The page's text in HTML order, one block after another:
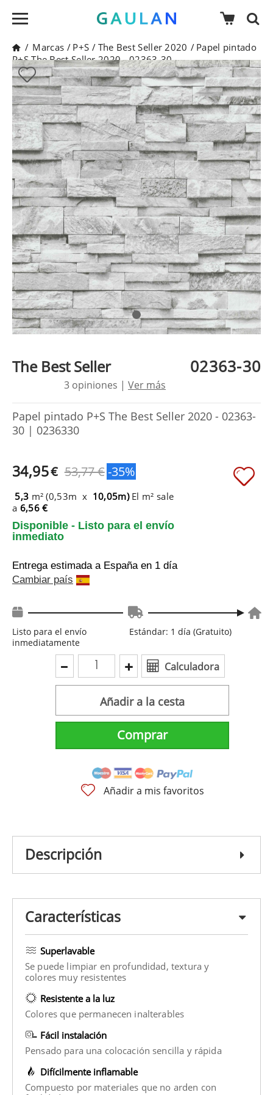
/ Marcas / P+S / The Best Seller 2020 / Papel pintado
P+S The Best Seller 2020 - 02363-30
The Best Seller 02363-30
3 opiniones | Ver más
Papel pintado P+S The Best Seller 2020 - 02363-
30 | 0236330
34,95€ 53,77 €-35%
5,3 m² (0,53m x 10,05m) El m² sale
a 6,56 €
Disponible - Listo para el envío
inmediato
Entrega estimada a España en 1 día
Cambiar país
Listo para el envío
inmediatamente
Estándar: 1 día (Gratuito)
Calculadora
Añadir a la cesta
Comprar
Añadir a mis favoritos
Descripción
Características
Superlavable
Se puede limpiar en profundidad, textura y
colores muy resistentes
Resistente a la luz
Colores que permanecen inalterables
Fácil instalación
Pensado para una colocación sencilla y rápida
Difícilmente inflamable
Compuesto por materiales que no arden con